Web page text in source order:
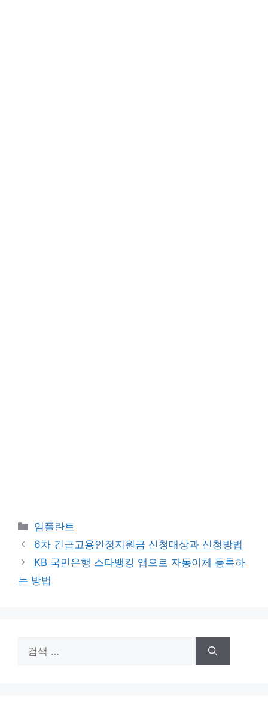
카
테
리
임플란트
6차 긴급고용안정지원금 신청대상과 신청방법
KB 국민은행 스타뱅킹 앱으로 자동이체 등록하
는 방법
색: